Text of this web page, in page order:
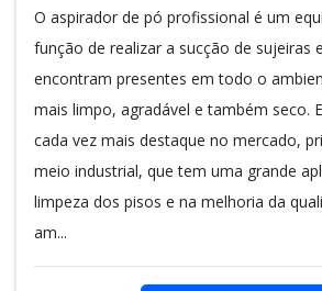
O aspirador de pó profissional é um
função de realizar a sucção de sujeiras
encontram presentes em todo o
mais limpo, agradável e também seco.
cada vez mais destaque no mercado,
meio industrial, que tem uma grande
limpeza dos pisos e na melhoria da
am...